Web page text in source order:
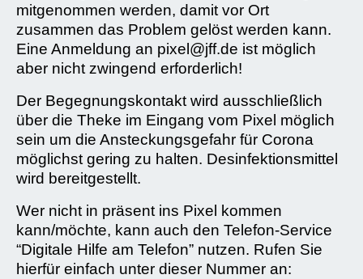
mitgenommen werden, damit vor Ort
zusammen das Problem gelöst werden kann.
Eine Anmeldung an pixel@jff.de ist möglich
aber nicht zwingend erforderlich!
Der Begegnungskontakt wird ausschließlich
über die Theke im Eingang vom Pixel möglich
sein um die Ansteckungsgefahr für Corona
möglichst gering zu halten. Desinfektionsmittel
wird bereitgestellt.
Wer nicht in präsent ins Pixel kommen
kann/möchte, kann auch den Telefon-Service
“Digitale Hilfe am Telefon” nutzen. Rufen Sie
hierfür einfach unter dieser Nummer an: